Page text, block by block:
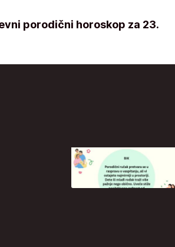
porodični horoskop za 23.